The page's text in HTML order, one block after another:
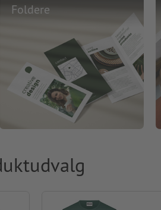
Foldere